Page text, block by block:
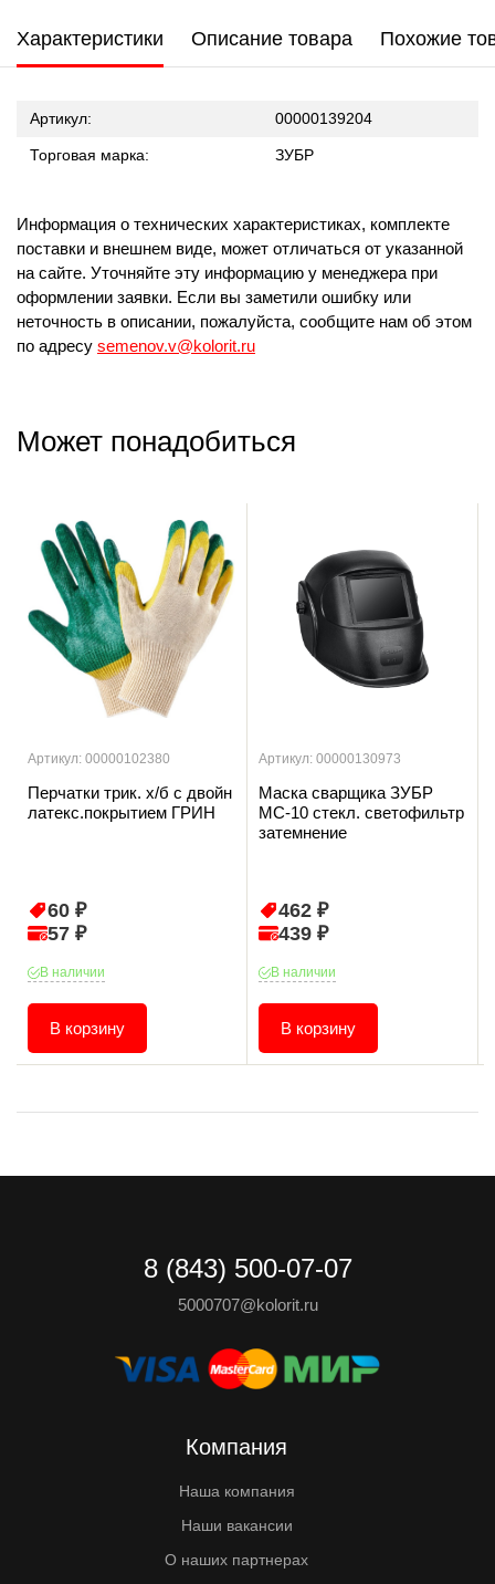
Характеристики Описание товара Похожие
Артикул: 00000139204
Торговая марка: ЗУБР
Информация о технических характеристиках, комплекте
поставки и внешнем виде, может отличаться от указанной
на сайте. Уточняйте эту информацию у менеджера при
оформлении заявки. Если вы заметили ошибку или
неточность в описании, пожалуйста, сообщите нам об этом
по адресу semenov.v@kolorit.ru
Может понадобиться
Артикул: 00000102380
Перчатки трик. х/б с двойн
латекс.покрытием ГРИН
60 ₽
57 ₽
В наличии
В корзину
Артикул: 00000130973
Маска сварщика ЗУБР
МС-10 стекл. светофильтр
затемнение
462 ₽
439 ₽
В наличии
В корзину
8 (843) 500-07-07
5000707@kolorit.ru
Компания
Наша компания
Наши вакансии
О наших партнерах